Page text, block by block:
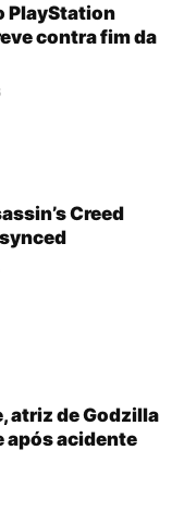
PlayStation
contra fim da
Creed
atriz de Godzilla
após acidente